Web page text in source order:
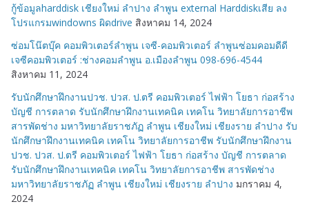
กู้ข้อมูลharddisk เชียงใหม่ ลำปาง ลำพูน external Harddiskเสีย ลง
โปรแกรมwindowns ผิดdrive สิงหาคม 14, 2024
ซ่อมโน๊ตบุ๊ค คอมพิวเตอร์ลำพูน เจซี-คอมพิวเตอร์ ลำพูนซ่อมคอมดีดี
เจซีคอมพิวเตอร์ :ช่างคอมลำพูน อ.เมืองลำพูน 098-696-4544
สิงหาคม 11, 2024
รับนักศึกษาฝึกงานปวช. ปวส. ป.ตรี คอมพิวเตอร์ ไฟฟ้า โยธา ก่อสร้าง
บัญชี การตลาด รับนักศึกษาฝึกงานเทคนิค เทคโน วิทยาลัยการอาชีพ
สารพัดช่าง มหาวิทยาลัยราชภัฏ ลำพูน เชียงใหม่ เชียงราย ลำปาง รับ
นักศึกษาฝึกงานเทคนิค เทคโน วิทยาลัยการอาชีพ รับนักศึกษาฝึกงาน
ปวช. ปวส. ป.ตรี คอมพิวเตอร์ ไฟฟ้า โยธา ก่อสร้าง บัญชี การตลาด
รับนักศึกษาฝึกงานเทคนิค เทคโน วิทยาลัยการอาชีพ สารพัดช่าง
มหาวิทยาลัยราชภัฏ ลำพูน เชียงใหม่ เชียงราย ลำปาง มกราคม 4,
2024